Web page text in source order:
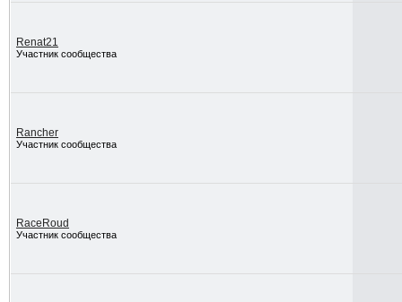
Renat21
Участник сообщества
Rancher
Участник сообщества
RaceRoud
Участник сообщества